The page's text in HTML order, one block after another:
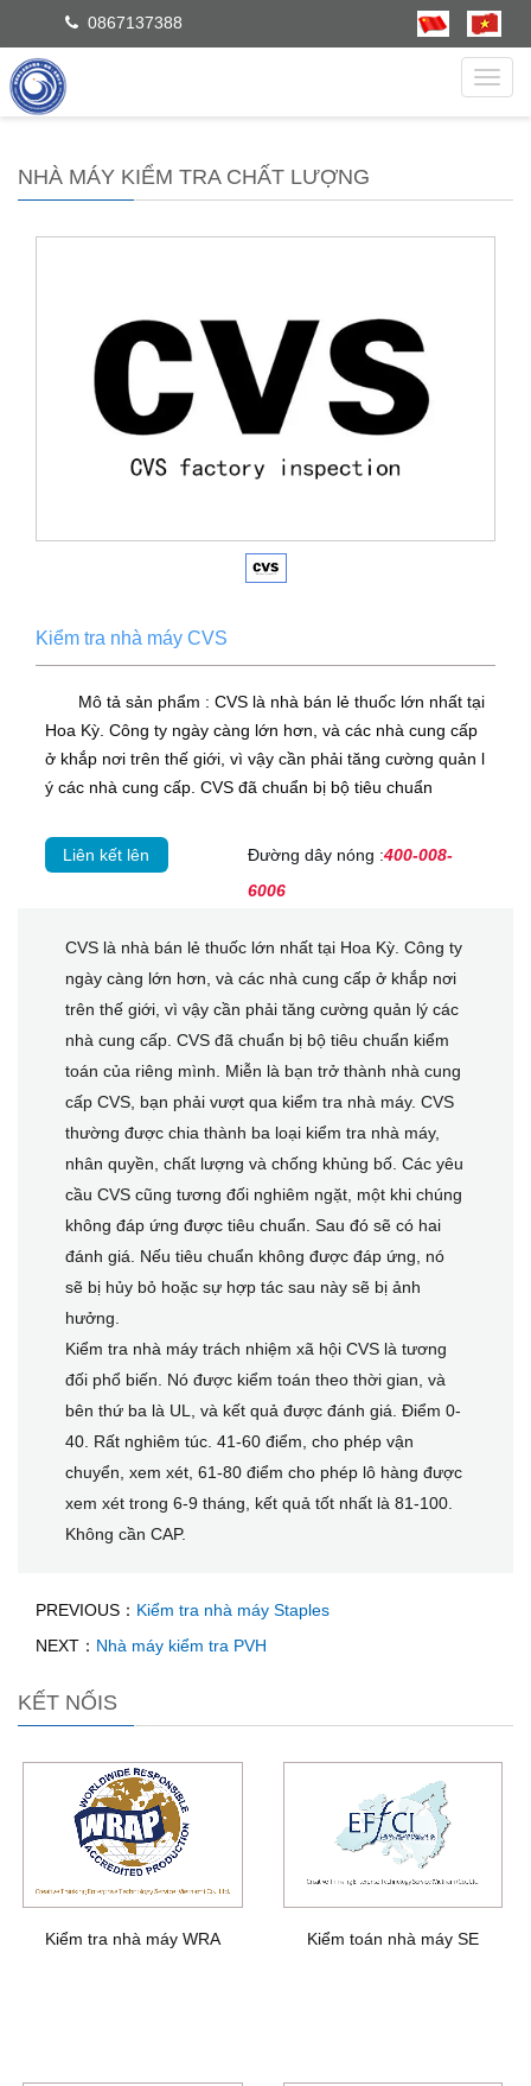
0867137388
dẫn
NHÀ MÁY KIỂM TRA CHẤT LƯỢNG
Kiểm tra nhà máy CVS
Mô tả sản phẩm : CVS là nhà bán lẻ thuốc lớn nhất tại
Hoa Kỳ. Công ty ngày càng lớn hơn, và các nhà cung cấp
ở khắp nơi trên thế giới, vì vậy cần phải tăng cường quản l
ý các nhà cung cấp. CVS đã chuẩn bị bộ tiêu chuẩn
Liên kết lên Đường dây nóng :400-008-
6006
CVS là nhà bán lẻ thuốc lớn nhất tại Hoa Kỳ. Công ty
ngày càng lớn hơn, và các nhà cung cấp ở khắp nơi
trên thế giới, vì vậy cần phải tăng cường quản lý các
nhà cung cấp. CVS đã chuẩn bị bộ tiêu chuẩn kiểm
toán của riêng mình. Miễn là bạn trở thành nhà cung
cấp CVS, bạn phải vượt qua kiểm tra nhà máy. CVS
thường được chia thành ba loại kiểm tra nhà máy,
nhân quyền, chất lượng và chống khủng bố. Các yêu
cầu CVS cũng tương đối nghiêm ngặt, một khi chúng
không đáp ứng được tiêu chuẩn. Sau đó sẽ có hai
đánh giá. Nếu tiêu chuẩn không được đáp ứng, nó
sẽ bị hủy bỏ hoặc sự hợp tác sau này sẽ bị ảnh
hưởng.
Kiểm tra nhà máy trách nhiệm xã hội CVS là tương
đối phổ biến. Nó được kiểm toán theo thời gian, và
bên thứ ba là UL, và kết quả được đánh giá. Điểm 0-
40. Rất nghiêm túc. 41-60 điểm, cho phép vận
chuyển, xem xét, 61-80 điểm cho phép lô hàng được
xem xét trong 6-9 tháng, kết quả tốt nhất là 81-100.
Không cần CAP.
PREVIOUS： Kiểm tra nhà máy Staples
NEXT： Nhà máy kiểm tra PVH
KẾT NỐIS
Kiểm tra nhà máy WRA Kiểm toán nhà máy SE